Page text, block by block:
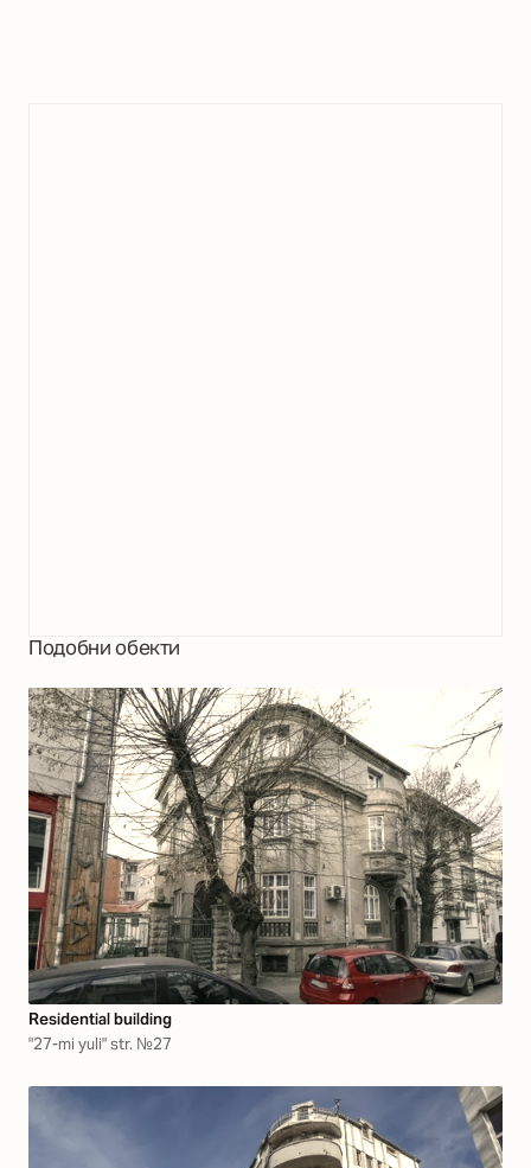
Подобни обекти
Residential building
"27-mi yuli" str. №27